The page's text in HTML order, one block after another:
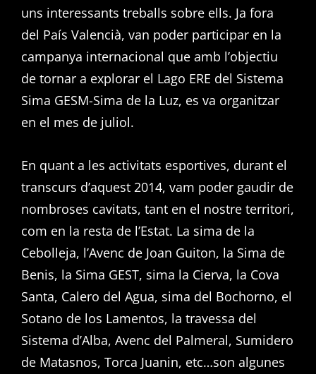
uns interessants treballs sobre ells. Ja fora
del País Valencià, van poder participar en la
campanya internacional que amb l’objectiu
de tornar a explorar el Lago ERE del Sistema
Sima GESM-Sima de la Luz, es va organitzar
en el mes de juliol.
En quant a les activitats esportives, durant el
transcurs d’aquest 2014, vam poder gaudir de
nombroses cavitats, tant en el nostre territori,
com en la resta de l’Estat. La sima de la
Cebolleja, l’Avenc de Joan Guiton, la Sima de
Benis, la Sima GEST, sima la Cierva, la Cova
Santa, Calero del Agua, sima del Bochorno, el
Sotano de los Lamentos, la travessa del
Sistema d’Alba, Avenc del Palmeral, Sumidero
de Matasnos, Torca Juanin, etc…son algunes